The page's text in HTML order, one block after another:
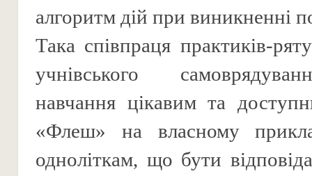
алгоритм дій при виникненні
Така співпраця практиків-
учнівського
навчання цікавим та
«Флеш» на власному
одноліткам, що бути